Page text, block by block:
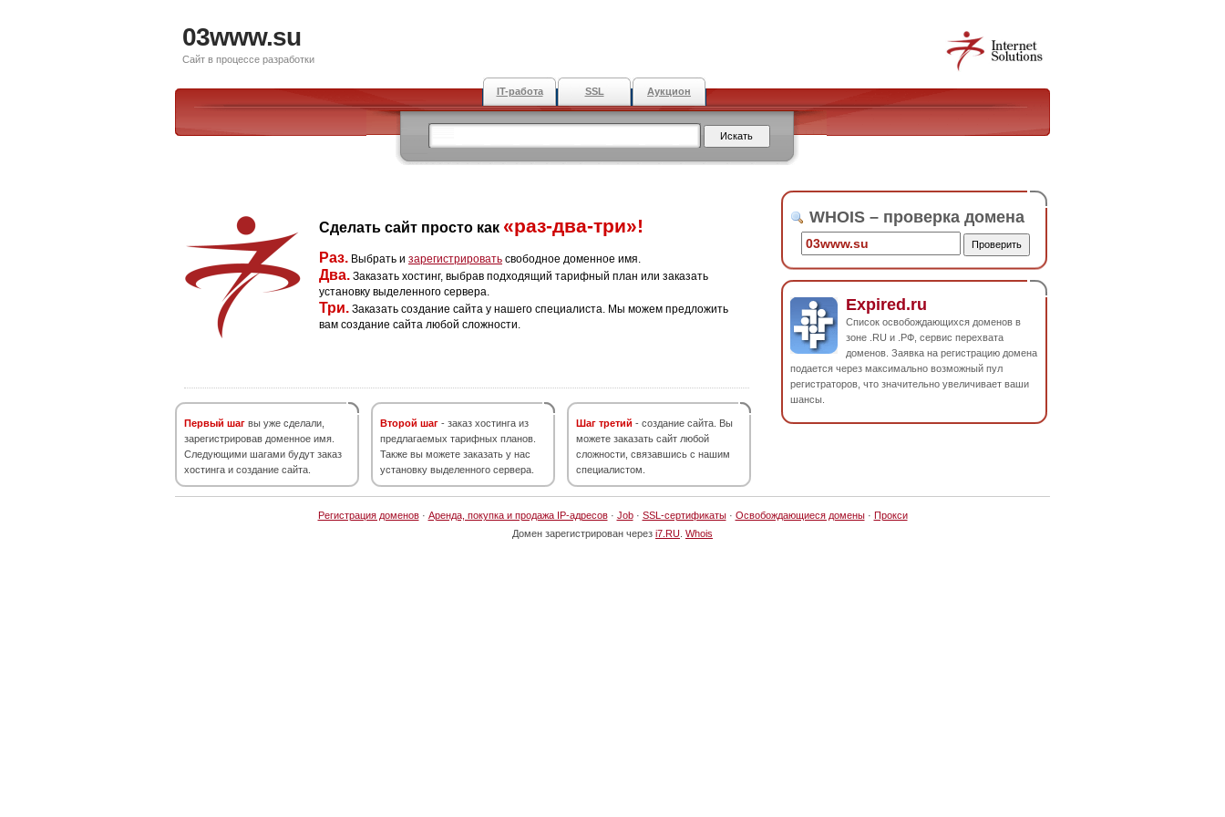
03www.su
Сайт в процессе разработки
IT-работа SSL Аукцион
Сделать сайт просто как «раз-два-три»!
Раз. Выбрать и зарегистрировать свободное доменное имя.
Два. Заказать хостинг, выбрав подходящий тарифный план или заказать
установку выделенного сервера.
Три. Заказать создание сайта у нашего специалиста. Мы можем предложить
вам создание сайта любой сложности.
Первый шаг вы уже сделали,
зарегистрировав доменное имя.
Следующими шагами будут заказ
хостинга и создание сайта.
Второй шаг - заказ хостинга из
предлагаемых тарифных планов.
Также вы можете заказать у нас
установку выделенного сервера.
Шаг третий - создание сайта. Вы
можете заказать сайт любой
сложности, связавшись с нашим
специалистом.
WHOIS – проверка домена
Expired.ru
Список освобождающихся доменов в
зоне .RU и .РФ, сервис перехвата
доменов. Заявка на регистрацию домена
подается через максимально возможный пул
регистраторов, что значительно увеличивает ваши
шансы.
Регистрация доменов· Аренда, покупка и продажа IP-адресов· Job· SSL-сертификаты· Освобождающиеся домены· Прокси
Домен зарегистрирован через i7.RU Whois